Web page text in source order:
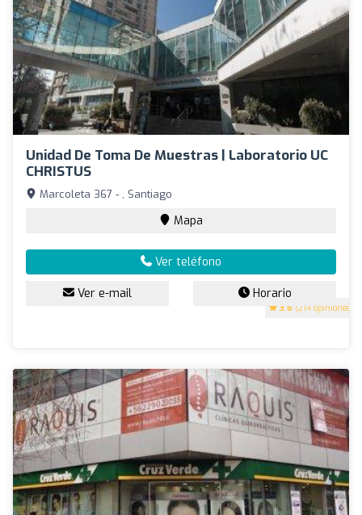
Unidad De Toma De Muestras | Laboratorio UC
CHRISTUS
3.6 (214 opiniones)
Marcoleta 367 - , Santiago
Mapa
Ver teléfono
Ver e-mail Horario